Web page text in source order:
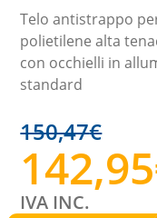
Telo antistrappo
polietilene alta
con occhielli in
standard
150,47€
142,95
IVA INC.